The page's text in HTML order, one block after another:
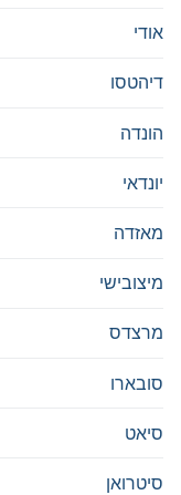
אודי
דיהטסו
הונדה
יונדאי
מאזדה
מיצובישי
מרצדס
סובארו
סיאט
סיטרואן